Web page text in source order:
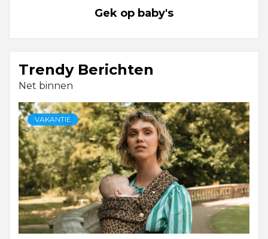
Gek op baby's
Trendy Berichten
Net binnen
VAKANTIE